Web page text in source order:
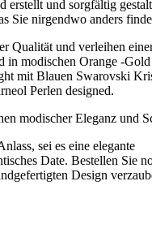
erstellt und sorgfältig
Sie nirgendwo anders
Qualität und verleihen
in modischen Orange -Gold
mit Blauen Swarovski
Perlen designed.
modischer Eleganz und
sei es eine elegante
Date. Bestellen Sie
Design